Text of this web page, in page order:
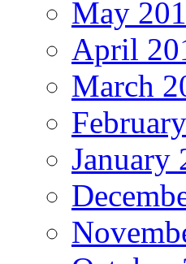
May
April
March
January